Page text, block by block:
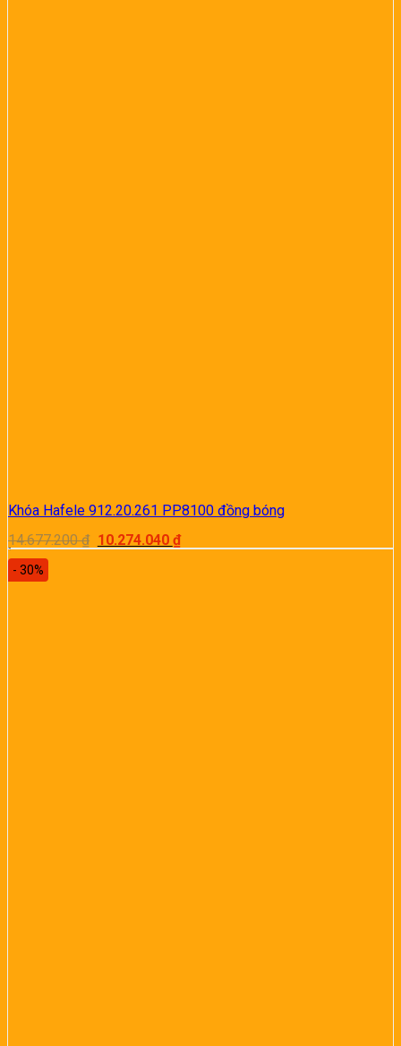
Khóa Hafele 912.20.261 PP8100 đồng bóng
14.677.200₫ Giá
gốc
10.274.040 ₫Giá
hiện
- 30%